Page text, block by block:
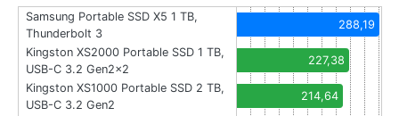
Samsung Portable SSD X5 1 TB,
Thunderbolt 3
288,19
Kingston XS2000 Portable SSD 1 TB,
USB-C 3.2 Gen2x2
227,38
Kingston XS1000 Portable SSD 2 TB,
USB-C 3.2 Gen2
214,64